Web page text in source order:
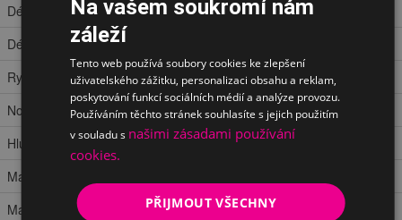
Délka výložníků
60 cm
Délka patiček
Rychlost zdvihu
38 mm/s
Nosnost
125 kg
Hlučnost
Materiál konstrukce
Materiál stolové desky
Na vašem soukromí nám
záleží
Tento web používá soubory cookies ke zlepšení
uživatelského zážitku, personalizaci obsahu a reklam,
poskytování funkcí sociálních médií a analýze provozu.
Používáním těchto stránek souhlasíte s jejich použitím
v souladu s našimi zásadami používání
cookies.
PŘIJMOUT VŠECHNY